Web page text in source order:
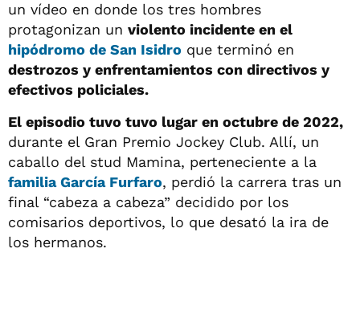
un vídeo en donde los tres hombres
protagonizan un violento incidente en el
hipódromo de San Isidro que terminó en
destrozos y enfrentamientos con directivos y
efectivos policiales.
El episodio tuvo tuvo lugar en octubre de 2022,
durante el Gran Premio Jockey Club. Allí, un
caballo del stud Mamina, perteneciente a la
familia García Furfaro, perdió la carrera tras un
final “cabeza a cabeza” decidido por los
comisarios deportivos, lo que desató la ira de
los hermanos.